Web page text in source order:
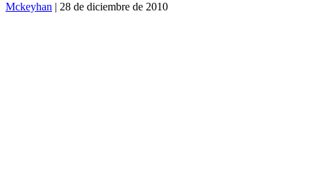
Mckeyhan | 28 de diciembre de 2010